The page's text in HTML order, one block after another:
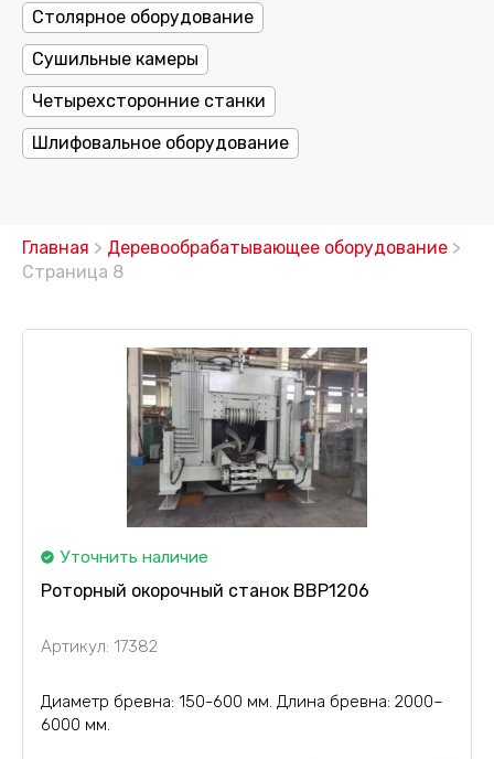
Столярное оборудование
Сушильные камеры
Четырехсторонние станки
Шлифовальное оборудование
Главная > Деревообрабатывающее оборудование >
Страница 8
Уточнить наличие
Роторный окорочный станок BBP1206
Артикул: 17382
Диаметр бревна: 150-600 мм. Длина бревна: 2000–
6000 мм.